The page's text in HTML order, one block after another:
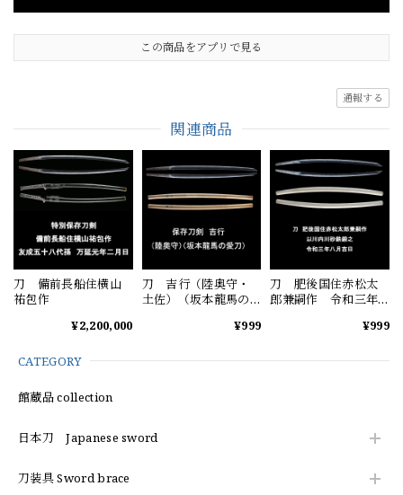
CATEGORY
館蔵品 collection
日本刀 Japanese sword
刀装具 Sword brace
この商品をアプリで見る
通報する
関連商品
刀 備前長船住横山
祐包作
¥2,200,000
刀 吉行（陸奥守・
土佐）（坂本龍馬の
¥999
刀 肥後国住赤松太
郎兼嗣作 令和三年
¥999